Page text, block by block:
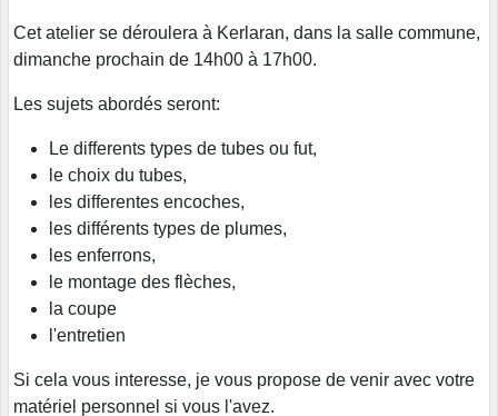
Cet atelier se déroulera à Kerlaran, dans la salle commune,
dimanche prochain de 14h00 à 17h00.
Les sujets abordés seront:
Le differents types de tubes ou fut,
le choix du tubes,
les differentes encoches,
les différents types de plumes,
les enferrons,
le montage des flèches,
la coupe
l'entretien
Si cela vous interesse, je vous propose de venir avec votre
matériel personnel si vous l'avez.